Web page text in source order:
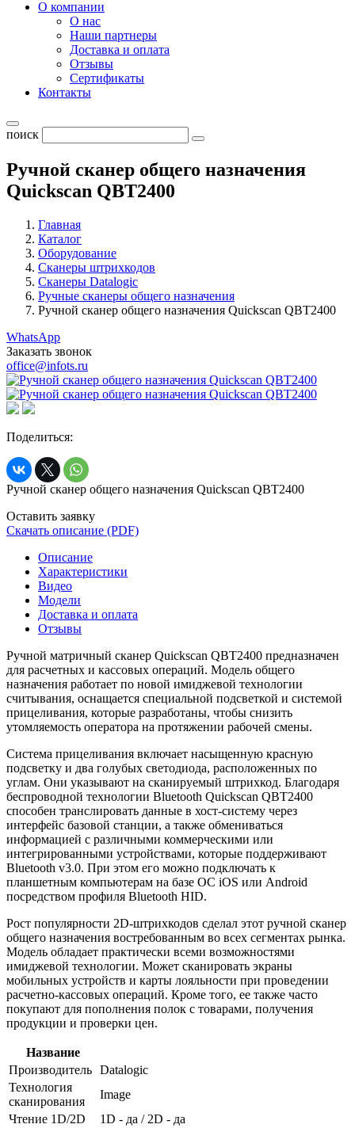
О компании
О нас
Наши партнеры
Доставка и оплата
Отзывы
Сертификаты
Контакты
поиск
Ручной сканер общего назначения
Quickscan QBT2400
Главная
Каталог
Оборудование
Сканеры штрихкодов
Сканеры Datalogic
Ручные сканеры общего назначения
Ручной сканер общего назначения Quickscan QBT2400
WhatsApp
Заказать звонок
office@infots.ru
Поделиться:
Ручной сканер общего назначения Quickscan QBT2400
Оставить заявку
Скачать описание (PDF)
Описание
Характеристики
Видео
Модели
Доставка и оплата
Отзывы
Ручной матричный сканер Quickscan QBT2400 предназначен
для расчетных и кассовых операций. Модель общего
назначения работает по новой имиджевой технологии
считывания, оснащается специальной подсветкой и системой
прицеливания, которые разработаны, чтобы снизить
утомляемость оператора на протяжении рабочей смены.
Система прицеливания включает насыщенную красную
подсветку и два голубых светодиода, расположенных по
углам. Они указывают на сканируемый штрихкод. Благодаря
беспроводной технологии Bluetooth Quickscan QBT2400
способен транслировать данные в хост-систему через
интерфейс базовой станции, а также обмениваться
информацией с различными коммерческими или
интегрированными устройствами, которые поддерживают
Bluetooth v3.0. При этом его можно подключать к
планшетным компьютерам на базе ОС iOS или Android
посредством профиля Bluetooth HID.
Рост популярности 2D-штрихкодов сделал этот ручной сканер
общего назначения востребованным во всех сегментах рынка.
Модель обладает практически всеми возможностями
имиджевой технологии. Может сканировать экраны
мобильных устройств и карты лояльности при проведении
расчетно-кассовых операций. Кроме того, ее также часто
покупают для пополнения полок с товарами, получения
продукции и проверки цен.
Название
Производитель Datalogic
Технология
сканирования
Image
Чтение 1D/2D
1D - да / 2D - да